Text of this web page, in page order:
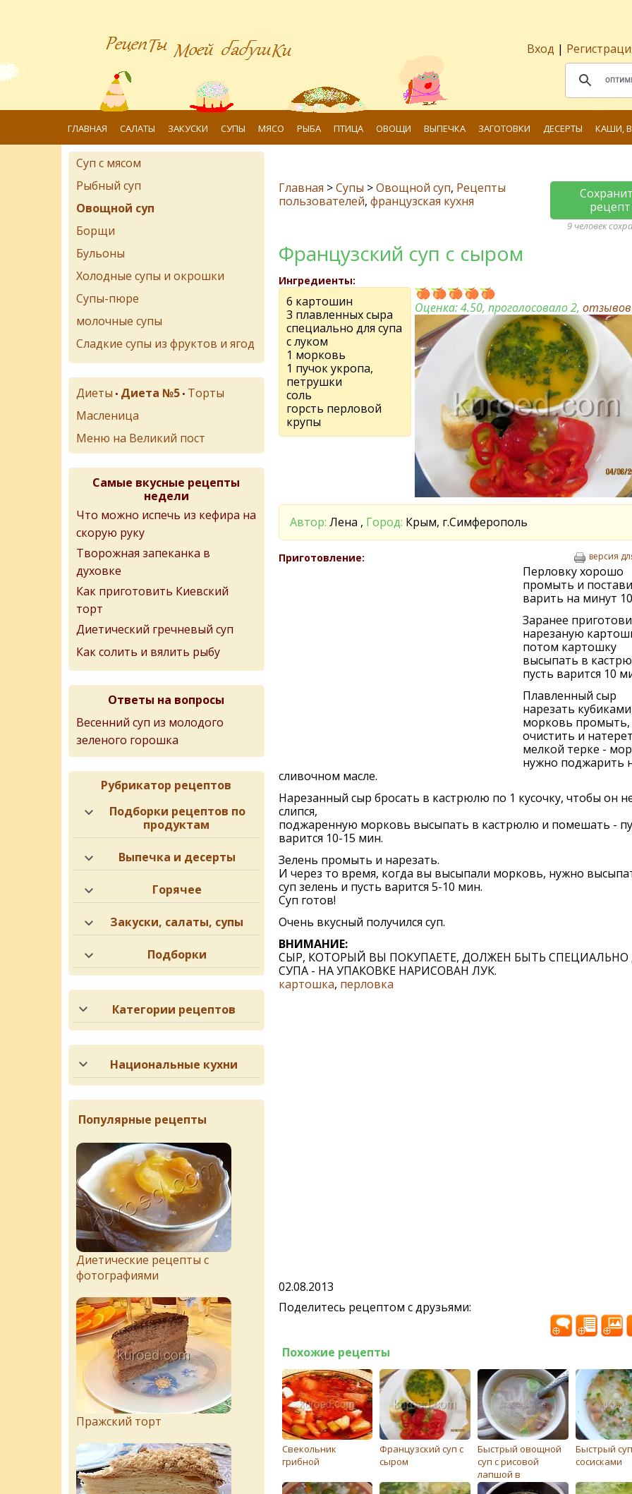
Вход |
ГЛАВНАЯ САЛАТЫ ЗАКУСКИ СУПЫ МЯСО РЫБА ПТИЦА ОВОЩИ ВЫПЕЧКА ЗАГОТОВКИ ДЕСЕРТЫ КАШИ,
Главная >Супы >Овощной суп, Рецепты
пользователей, французская кухня
рецепт
9 человек
Французский суп с сыром
Ингредиенты:
6 картошин
3 плавленных сыра
специально для супа
с луком
1 морковь
1 пучок укропа,
петрушки
соль
горсть перловой
крупы
Оценка:4.50, проголосовало 2,
Автор: Лена , Город: Крым, г.Симферополь
Приготовление: версия
Перловку хорошо
промыть и
варить на минут
Заранее
нарезаную
потом картошку
высыпать в
пусть варится 10
Плавленный сыр
нарезать
морковь промыть,
очистить и
мелкой терке -
нужно поджарить
сливочном масле.
Нарезанный сыр бросать в кастрюлю по 1 кусочку, чтобы он
слипся,
поджаренную морковь высыпать в кастрюлю и помешать -
варится 10-15 мин.
Зелень промыть и нарезать.
И через то время, когда вы высыпали морковь, нужно
суп зелень и пусть варится 5-10 мин.
Суп готов!
Очень вкусный получился суп.
ВНИМАНИЕ:
СЫР, КОТОРЫЙ ВЫ ПОКУПАЕТЕ, ДОЛЖЕН БЫТЬ СПЕЦИАЛЬНО
СУПА - НА УПАКОВКЕ НАРИСОВАН ЛУК.
картошка, перловка
02.08.2013
Поделитесь рецептом с друзьями:
Похожие рецепты
Свекольник
грибной
Французский суп с
сыром
Быстрый овощной
суп с рисовой
лапшой в
восточном стиле
Быстрый
сосисками
Суп с мясом
Рыбный суп
Овощной суп
Борщи
Бульоны
Холодные супы и окрошки
Супы-пюре
молочные супы
Сладкие супы из фруктов и ягод
Диеты • Диета №5 • Торты
Масленица
Меню на Великий пост
Самые вкусные рецепты
недели
Что можно испечь из кефира на
скорую руку
Творожная запеканка в
духовке
Как приготовить Киевский
торт
Диетический гречневый суп
Как солить и вялить рыбу
Ответы на вопросы
Весенний суп из молодого
зеленого горошка
Рубрикатор рецептов
Подборки рецептов по
продуктам
Выпечка и десерты
Горячее
Закуски, салаты, супы
Подборки
Категории рецептов
Национальные кухни
Популярные рецепты
Диетические рецепты с
фотографиями
Пражский торт